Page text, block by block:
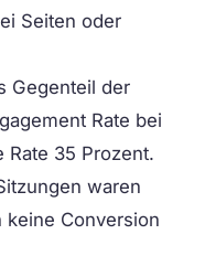
Seiten oder
Gegenteil der
Rate bei
Rate 35 Prozent.
waren
keine Conversion